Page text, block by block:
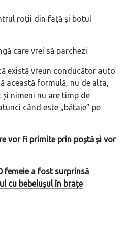
roţii din faţă şi botul
care vrei să parchezi
există vreun conducător auto
această formulă, nu de alta,
nimeni nu are timp de
când este „bătaie” pe
vor fi primite prin poștă și vor
femeie a fost surprinsă
cu bebelușul în brațe